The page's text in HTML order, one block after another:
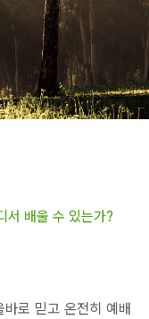
서 배울 수 있는가?
로 믿고 온전히 예배